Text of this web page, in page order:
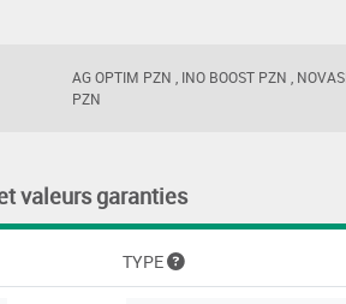
AG OPTIM PZN , INO BOOST PZN ,
PZN
valeurs garanties
TYPE